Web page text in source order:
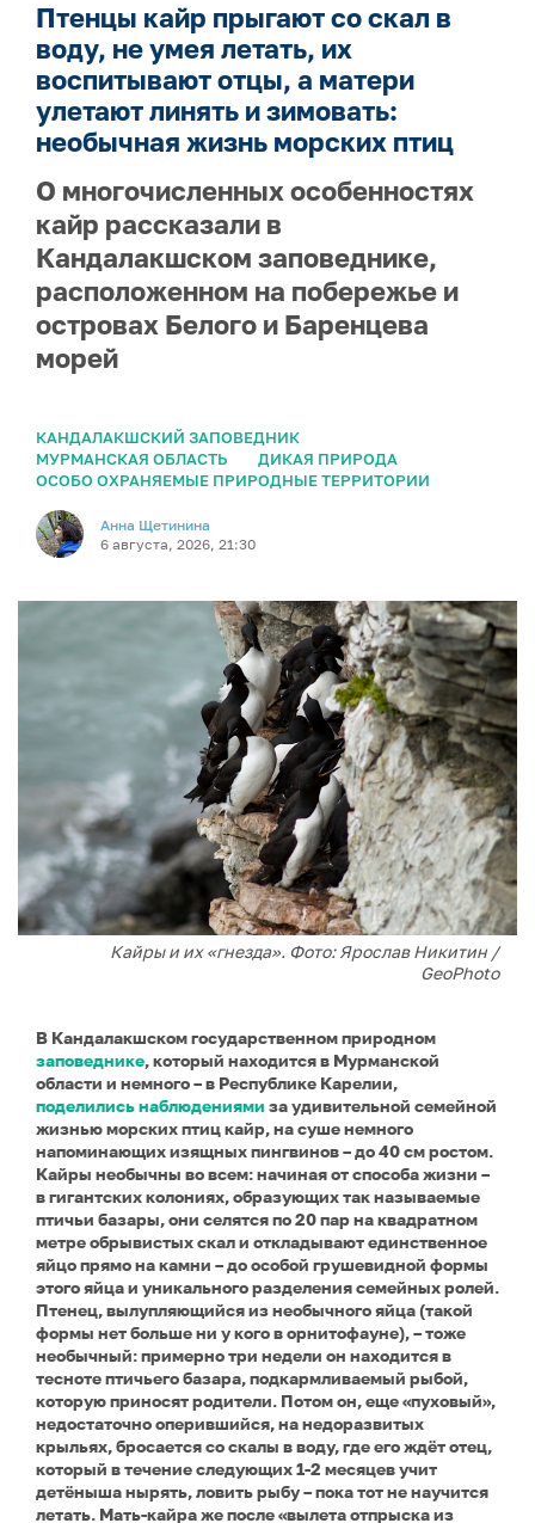
Птенцы кайр прыгают со скал в
воду, не умея летать, их
воспитывают отцы, а матери
улетают линять и зимовать:
необычная жизнь морских птиц
О многочисленных особенностях
кайр рассказали в
Кандалакшском заповеднике,
расположенном на побережье и
островах Белого и Баренцева
морей
КАНДАЛАКШСКИЙ ЗАПОВЕДНИК
МУРМАНСКАЯ ОБЛАСТЬ
ДИКАЯ ПРИРОДА
ОСОБО ОХРАНЯЕМЫЕ ПРИРОДНЫЕ ТЕРРИТОРИИ
Анна Щетинина
6 августа, 2026, 21:30
Кайры и их «гнезда». Фото: Ярослав Никитин /
GeoPhoto
В Кандалакшском государственном природном
заповеднике, который находится в Мурманской
области и немного – в Республике Карелии,
поделились наблюдениями за удивительной семейной
жизнью морских птиц кайр, на суше немного
напоминающих изящных пингвинов – до 40 см ростом.
Кайры необычны во всем: начиная от способа жизни –
в гигантских колониях, образующих так называемые
птичьи базары, они селятся по 20 пар на квадратном
метре обрывистых скал и откладывают единственное
яйцо прямо на камни – до особой грушевидной формы
этого яйца и уникального разделения семейных ролей.
Птенец, вылупляющийся из необычного яйца (такой
формы нет больше ни у кого в орнитофауне), – тоже
необычный: примерно три недели он находится в
тесноте птичьего базара, подкармливаемый рыбой,
которую приносят родители. Потом он, еще «пуховый»,
недостаточно оперившийся, на недоразвитых
крыльях, бросается со скалы в воду, где его ждёт отец,
который в течение следующих 1-2 месяцев учит
детёныша нырять, ловить рыбу – пока тот не научится
летать. Мать-кайра же после «вылета отпрыска из